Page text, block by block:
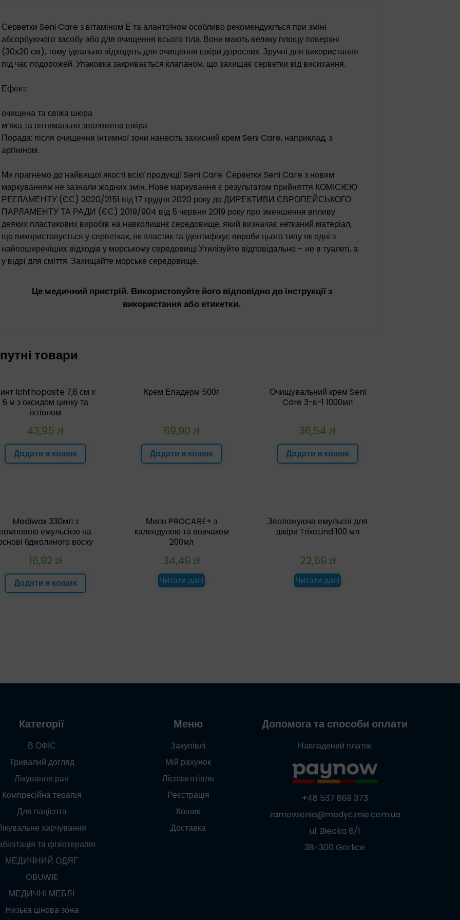
Серветки Seni Care з вітаміном Е та алантоїном особливо рекомендуються при зміні
абсорбуючого засобу або для очищення всього тіла. Вони мають велику площу поверхні
(30х20 см), тому ідеально підходять для очищення шкіри дорослих. Зручні для використання
під час подорожей. Упаковка закривається клапаном, що захищає серветки від висихання.
Ефект:
очищена та свіжа шкіра
м’яка та оптимально зволожена шкіра
Порада: після очищення інтимної зони нанесіть захисний крем Seni Care, наприклад, з
аргініном.
Ми прагнемо до найвищої якості всієї продукції Seni Care. Серветки Seni Care з новим
маркуванням не зазнали жодних змін. Нове маркування є результатом прийняття КОМІСІЄЮ
РЕГЛАМЕНТУ (ЄС) 2020/2151 від 17 грудня 2020 року до ДИРЕКТИВИ ЄВРОПЕЙСЬКОГО
ПАРЛАМЕНТУ ТА РАДИ (ЄС) 2019/904 від 5 червня 2019 року про зменшення впливу
деяких пластикових виробів на навколишнє середовище, який визначає нетканий матеріал,
що використовується у серветках, як пластик та ідентифікує вироби цього типу як одні з
найпоширеніших відходів у морському середовищі.Утилізуйте відповідально – не в туалеті, а
у відрі для сміття. Захищайте морське середовище.
Це медичний пристрій. Використовуйте його відповідно до інструкції з
використання або етикетки.
товари
Ichthopaste 7,6 см х
6 м з оксидом цинку та
іхтіолом
43,95 zł
Додати в кошик
Крем Епадерм 500г
69,90 zł
Додати в кошик
Очищувальний крем Seni
Care 3-в-1 1000мл
36,54 zł
Додати в кошик
Mediwax 330мл з
емульсією на
бджолиного воску
16,92 zł
Додати в кошик
Мило PROCARE+ з
календулою та вовчаком
200мл
34,49 zł
Читати далі
Зволожуюча емульсія для
шкіри TrixoLind 100 мл
22,69 zł
Читати далі
Категорії
В ОФІС
Тривалий догляд
Лікування ран
Компресійна терапія
Для пацієнта
харчування
та фізіотерапія
МЕДИЧНИЙ ОДЯГ
OBUWIE
МЕДИЧНІ МЕБЛІ
Низька цінова зона
Меню
Закупівлі
Мій рахунок
Лісозаготівля
Реєстрація
Кошик
Доставка
Допомога та способи оплати
Накладений платіж
+48 537 869 373
zamowienia@medycznie.com.ua
ul. Biecka 8/1
38-300 Gorlice